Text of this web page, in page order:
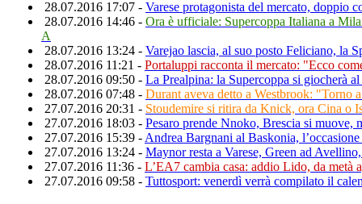
28.07.2016 17:07 - Varese protagonista del mercato, doppio
28.07.2016 14:46 - Ora è ufficiale: Supercoppa Italiana a
A
28.07.2016 13:24 - Varejao lascia, al suo posto Feliciano, la
28.07.2016 11:21 - Portaluppi racconta il mercato: "Ecco
28.07.2016 09:50 - La Prealpina: la Supercoppa si giocherà
28.07.2016 07:48 - Durant aveva detto a Westbrook: "Torno
27.07.2016 20:31 - Stoudemire si ritira da Knick, ora Cina o
27.07.2016 18:03 - Pesaro prende Nnoko, Brescia si muove,
27.07.2016 15:39 - Andrea Bargnani al Baskonia,
27.07.2016 13:24 - Maynor resta a Varese, Green ad
27.07.2016 11:36 - L’EA7 cambia casa: addio Lido, da metà
27.07.2016 09:58 - Tuttosport: venerdì verrà compilato il